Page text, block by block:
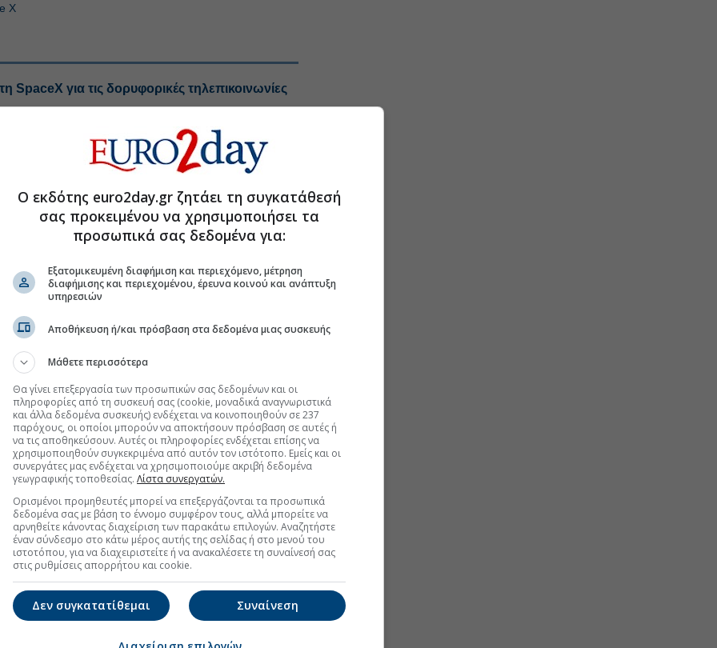
X
SpaceX για τις δορυφορικές τηλεπικοινωνίες
7% μετά το άλμα στις δαπάνες
από τη Starlink του Μασκ
SpaceX αξίας $94 δισ. μετά την IPO
στο Discover
Ο εκδότης euro2day.gr ζητάει τη συγκατάθεσή
σας προκειμένου να χρησιμοποιήσει τα
προσωπικά σας δεδομένα για:
Εξατομικευμένη διαφήμιση και περιεχόμενο, μέτρηση
διαφήμισης και περιεχομένου, έρευνα κοινού και ανάπτυξη
υπηρεσιών
Αποθήκευση ή/και πρόσβαση στα δεδομένα μιας συσκευής
Μάθετε περισσότερα
Θα γίνει επεξεργασία των προσωπικών σας δεδομένων και οι
πληροφορίες από τη συσκευή σας (cookie, μοναδικά αναγνωριστικά
και άλλα δεδομένα συσκευής) ενδέχεται να κοινοποιηθούν σε 237
παρόχους, οι οποίοι μπορούν να αποκτήσουν πρόσβαση σε αυτές ή
να τις αποθηκεύσουν. Αυτές οι πληροφορίες ενδέχεται επίσης να
χρησιμοποιηθούν συγκεκριμένα από αυτόν τον ιστότοπο. Εμείς και οι
συνεργάτες μας ενδέχεται να χρησιμοποιούμε ακριβή δεδομένα
γεωγραφικής τοποθεσίας. Λίστα συνεργατών.
Ορισμένοι προμηθευτές μπορεί να επεξεργάζονται τα προσωπικά
δεδομένα σας με βάση το έννομο συμφέρον τους, αλλά μπορείτε να
αρνηθείτε κάνοντας διαχείριση των παρακάτω επιλογών. Αναζητήστε
έναν σύνδεσμο στο κάτω μέρος αυτής της σελίδας ή στο μενού του
ιστοτόπου, για να διαχειριστείτε ή να ανακαλέσετε τη συναίνεσή σας
στις ρυθμίσεις απορρήτου και cookie.
Συναίνεση
Δεν συγκατατίθεμαι